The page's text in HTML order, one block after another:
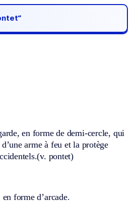
en forme de demi-cercle, qui
arme à feu et la protège
(v. pontet)
forme d’arcade.